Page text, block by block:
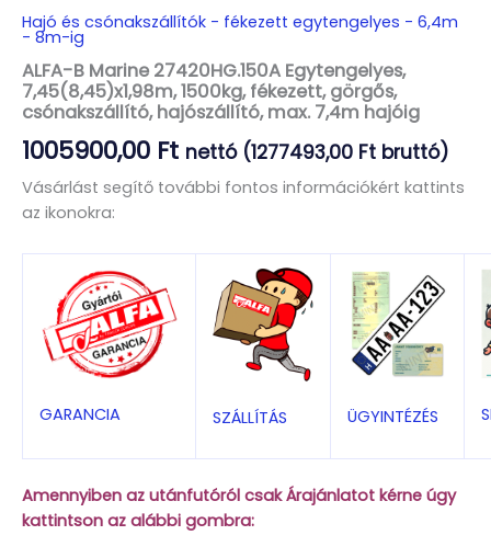
Hajó és csónakszállítók - fékezett egytengelyes - 6,4m
- 8m-ig
ALFA-B Marine 27420HG.150A Egytengelyes,
7,45(8,45)x1,98m, 1500kg, fékezett, görgős,
csónakszállító, hajószállító, max. 7,4m hajóig
1005900,00 Ft nettó (1277493,00 Ft bruttó)
Vásárlást segítő további fontos információkért kattints
az ikonokra:
GARANCIA SZÁLLÍTÁS ÜGYINTÉZÉS
Amennyiben az utánfutóról csak Árajánlatot kérne úgy
kattintson az alábbi gombra: